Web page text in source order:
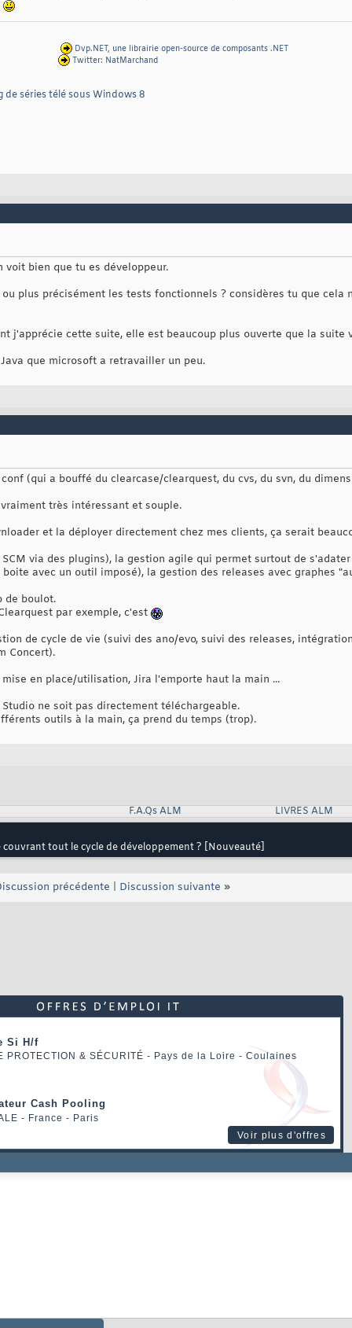
Dvp.NET, une librairie open-source de composants .NET
Twitter: NatMarchand
séries télé sous Windows 8
bien que tu es développeur.
plus précisément les tests fonctionnels ? considères tu que cela
j'apprécie cette suite, elle est beaucoup plus ouverte que la suite
que microsoft a retravailler un peu.
(qui a bouffé du clearcase/clearquest, du cvs, du svn, du
très intéressant et souple.
et la déployer directement chez mes clients, ça serait
via des plugins), la gestion agile qui permet surtout de
avec un outil imposé), la gestion des releases avec graphes
de boulot.
par exemple, c'est
de cycle de vie (suivi des ano/evo, suivi des releases,
Concert).
en place/utilisation, Jira l'emporte haut la main ...
ne soit pas directement téléchargeable.
outils à la main, ça prend du temps (trop).
F.A.Qs ALM LIVRES ALM
couvrant tout le cycle de développement ? [Nouveauté]
précédente Discussion suivante »
Si H/f
PROTECTION & SÉCURITÉ - Pays de la Loire - Coulaines
Cash Pooling
- France - Paris
Voir plus d'offres